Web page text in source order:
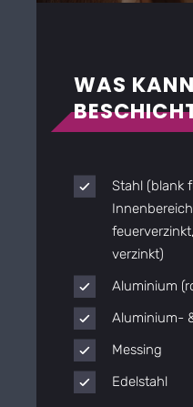
WAS KANN
Stahl (blank
verzinkt)
Aluminium
Aluminium-
Messing
Edelstahl